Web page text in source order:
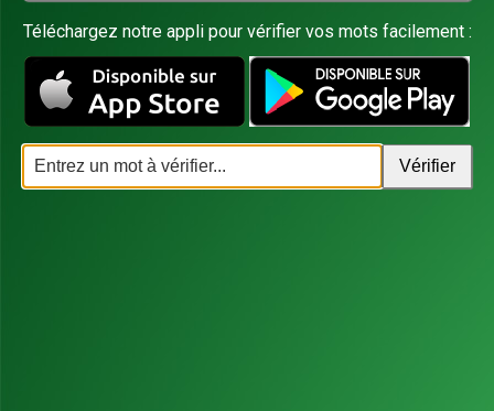
Téléchargez notre appli pour vérifier vos mots facilement :